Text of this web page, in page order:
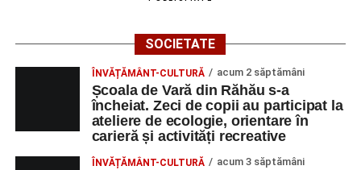
SOCIETATE
ÎNVĂȚĂMÂNT-CULTURĂ acum 2 săptămâni
Școala de Vară din Răhău s-a
încheiat. Zeci de copii au participat la
ateliere de ecologie, orientare în
carieră și activități recreative
ÎNVĂȚĂMÂNT-CULTURĂ acum 3 săptămâni